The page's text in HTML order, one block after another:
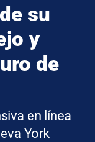
su
y
de
en línea
York